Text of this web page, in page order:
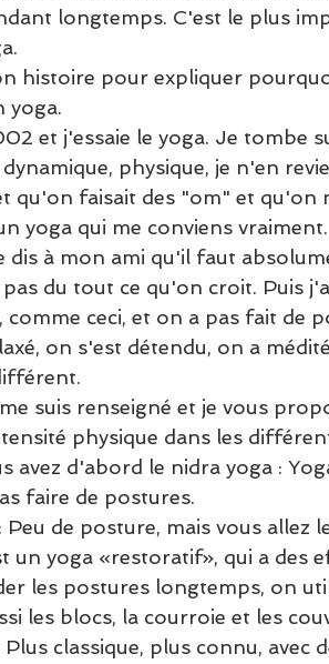
longtemps. C'est le plus
histoire pour expliquer
yoga.
et j'essaie le yoga. Je tombe
physique, je n'en
qu'on faisait des "om" et qu'on
yoga qui me conviens vraiment.
dis à mon ami qu'il faut
pas du tout ce qu'on croit. Puis
ceci, et on a pas fait de
on s'est détendu, on a
suis renseigné et je vous
physique dans les
avez d'abord le nidra yoga :
faire de postures.
Peu de posture, mais vous allez
un yoga «restoratif», qui a des
les postures longtemps, on
les blocs, la courroie et les
Plus classique, plus connu, avec